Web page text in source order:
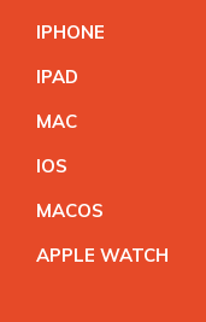
IPHONE
IPAD
MAC
IOS
MACOS
APPLE WATCH